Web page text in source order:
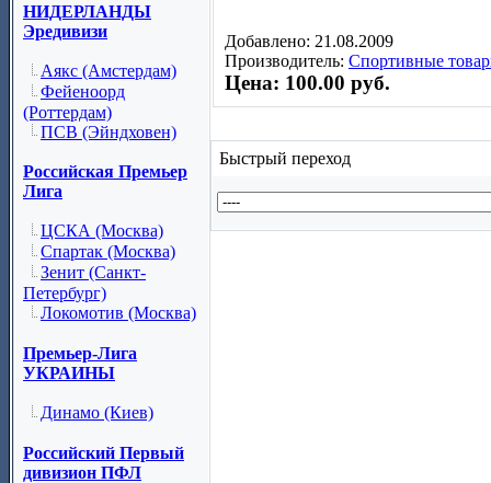
НИДЕРЛАНДЫ
Эредивизи
Аякс (Амстердам)
Фейеноорд
(Роттердам)
ПСВ (Эйндховен)
Российская Премьер
Лига
ЦСКА (Москва)
Спартак (Москва)
Зенит (Санкт-
Петербург)
Локомотив (Москва)
Премьер-Лига
УКРАИНЫ
Динамо (Киев)
Российский Первый
дивизион ПФЛ
Добавлено: 21.08.2009
Производитель: Спортивные
Цена: 100.00 руб.
Быстрый переход